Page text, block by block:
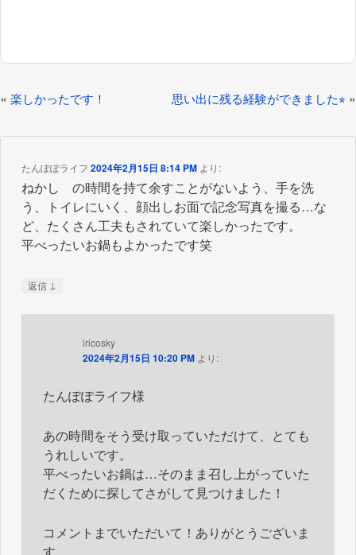
投
ナ
« 楽しかったです！ 思い出に残る経験ができました⭐︎ »
たんぽぽライフ 2024年2月15日 8:14 PM より:
ねかし の時間を持て余すことがないよう、手を洗
う、トイレにいく、顔出しお面で記念写真を撮る…な
ど、たくさん工夫もされていて楽しかったです。
平べったいお鍋もよかったです笑
返信 ↓
iricosky
2024年2月15日 10:20 PM より:
たんぽぽライフ様
あの時間をそう受け取っていただけて、とても
うれしいです。
平べったいお鍋は…そのまま召し上がっていた
だくために探してさがして見つけました！
コメントまでいただいて！ありがとうございま